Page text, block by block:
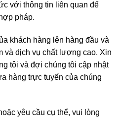
với thông tin liên quan để
pháp.
khách hàng lên hàng đầu và
và dịch vụ chất lượng cao. Xin
tôi và đợi chúng tôi cập nhật
hàng trực tuyến của chúng
yêu cầu cụ thể, vui lòng